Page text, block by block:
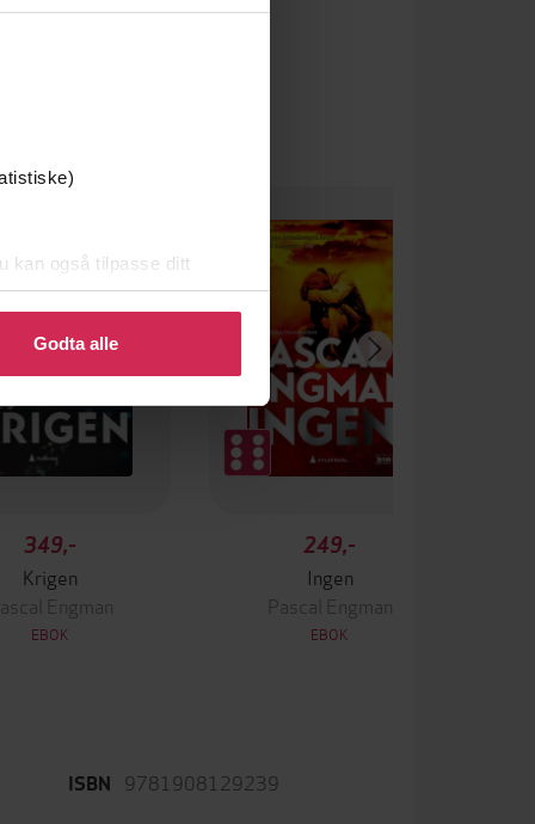
kan også tilpasse ditt
eller endre ditt samtykke.
Godta alle
349,-
Krigen
Engman
EBOK
249,-
Ingen
Pascal Engman
EBOK
ISBN 9781908129239